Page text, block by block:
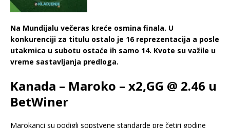
Na Mundijalu večeras kreće osmina finala. U
konkurenciji za titulu ostalo je 16 reprezentacija a posle
utakmica u subotu ostaće ih samo 14. Kvote su važile u
vreme sastavljanja predloga.
Kanada – Maroko – x2,GG @ 2.46 u
BetWiner
Marokanci su podigli sopstvene standarde pre četiri godine